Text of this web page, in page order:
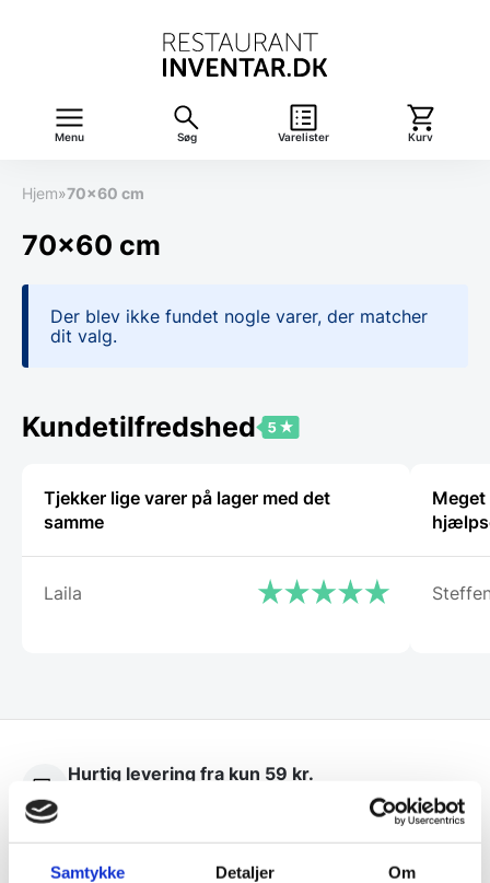
Samtykke Detaljer Om
Menu Søg Varelister Kurv
Hjem»70x60 cm
70x60 cm
Der blev ikke fundet nogle varer, der matcher
dit valg.
Kundetilfredshed
Tjekker lige varer på lager med det
samme
Laila
Hurtig levering fra kun 59 kr.
Lynhurtig levering